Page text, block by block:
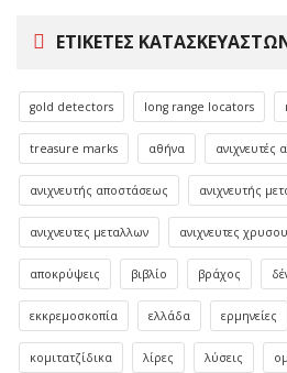
ΕΤΙΚΈΤΕΣ
gold detectors long range locators
treasure marks αθήνα ανιχνευτές
ανιχνευτής αποστάσεως ανιχνευτής
ανιχνευτες μεταλλων ανιχνευτες χρυσου
αποκρύψεις βιβλίο βράχος
εκκρεμοσκοπία ελλάδα ερμηνείες
κομιτατζίδικα λίρες λύσεις